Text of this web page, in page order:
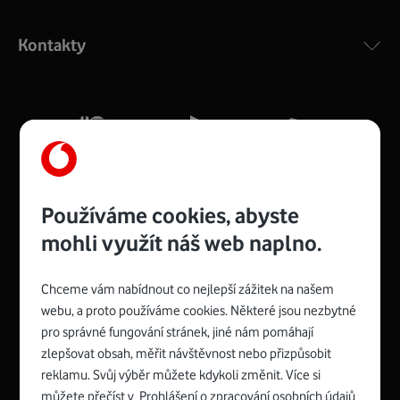
silný signál pro celou domácnost. Kompaktní rozměry 21
Více o COMPAL CH7465VF
Zyxel VMG8623-T50B:
Rozměry modemu jsou 16 x 22 x 7,5 cm (včetně stojánku)
a nabízí 4 gigabitové LAN porty a bezdrátové připojení Wi-
Spojte se s Vodafonem
Kontakty
Používáme cookies, abyste
mohli využít náš web naplno.
Chceme vám nabídnout co nejlepší zážitek na našem
webu, a proto používáme cookies. Některé jsou nezbytné
pro správné fungování stránek, jiné nám pomáhají
zlepšovat obsah, měřit návštěvnost nebo přizpůsobit
reklamu. Svůj výběr můžete kdykoli změnit. Více si
můžete přečíst v Prohlášení o zpracování osobních údajů